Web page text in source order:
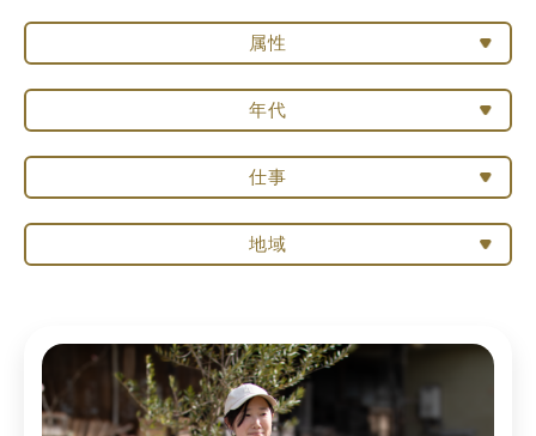
属性
年代
仕事
地域